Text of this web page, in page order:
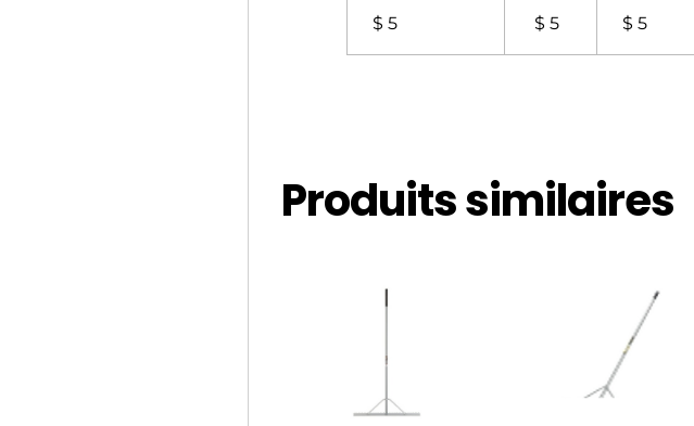
$ 5 $ 5 $ 5
Produits similaires